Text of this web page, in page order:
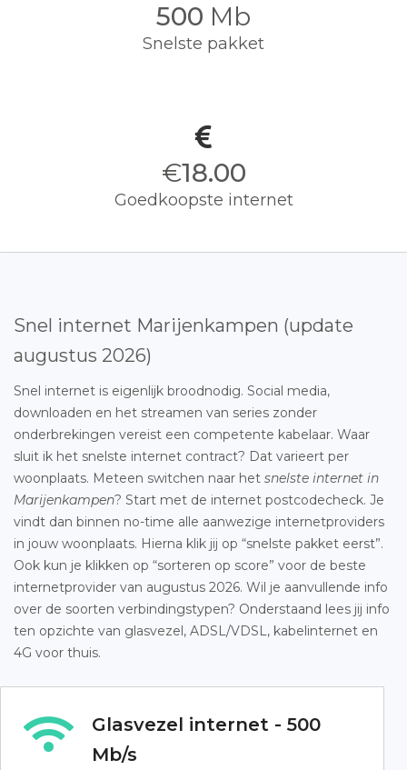
500 Mb
Snelste pakket
€18.00
Goedkoopste internet
Snel internet Marijenkampen (update
augustus 2026)
Snel internet is eigenlijk broodnodig. Social media,
downloaden en het streamen van series zonder
onderbrekingen vereist een competente kabelaar. Waar
sluit ik het snelste internet contract? Dat varieert per
woonplaats. Meteen switchen naar het snelste internet in
Marijenkampen? Start met de internet postcodecheck. Je
vindt dan binnen no-time alle aanwezige internetproviders
in jouw woonplaats. Hierna klik jij op “snelste pakket eerst”.
Ook kun je klikken op “sorteren op score” voor de beste
internetprovider van augustus 2026. Wil je aanvullende info
over de soorten verbindingstypen? Onderstaand lees jij info
ten opzichte van glasvezel, ADSL/VDSL, kabelinternet en
4G voor thuis.
Glasvezel internet - 500
Mb/s